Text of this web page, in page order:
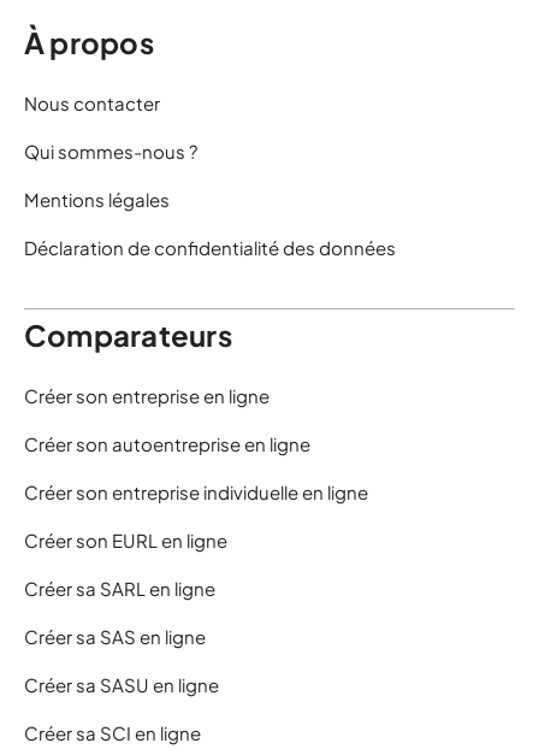
À propos
Nous contacter
Qui sommes-nous ?
Mentions légales
Déclaration de confidentialité des données
Comparateurs
Créer son entreprise en ligne
Créer son autoentreprise en ligne
Créer son entreprise individuelle en ligne
Créer son EURL en ligne
Créer sa SARL en ligne
Créer sa SAS en ligne
Créer sa SASU en ligne
Créer sa SCI en ligne